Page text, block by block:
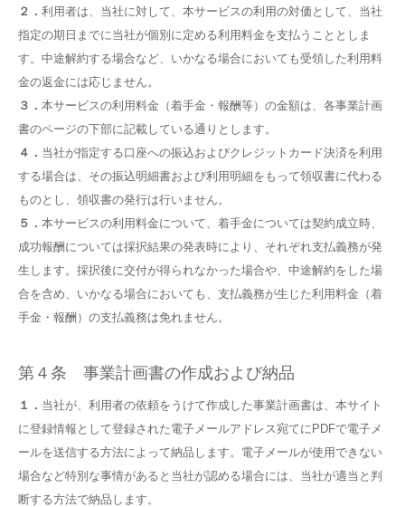
２． 利用者は、当社に対して、本サービスの利用の対価として、当社
指定の期日までに当社が個別に定める利用料金を支払うこととしま
す。中途解約する場合など、いかなる場合においても受領した利用料
金の返金には応じません。
３． 本サービスの利用料金（着手金・報酬等）の金額は、各事業計画
書のページの下部に記載している通りとします。
４． 当社が指定する口座への振込およびクレジットカード決済を利用
する場合は、その振込明細書および利用明細をもって領収書に代わる
ものとし、領収書の発行は行いません。
５． 本サービスの利用料金について、着手金については契約成立時、
成功報酬については採択結果の発表時により、それぞれ支払義務が発
生します。採択後に交付が得られなかった場合や、中途解約をした場
合を含め、いかなる場合においても、支払義務が生じた利用料金（着
手金・報酬）の支払義務は免れません。
第４条 事業計画書の作成および納品
１． 当社が、利用者の依頼をうけて作成した事業計画書は、本サイト
に登録情報として登録された電子メールアドレス宛てにPDFで電子メ
ールを送信する方法によって納品します。電子メールが使用できない
場合など特別な事情があると当社が認める場合には、当社が適当と判
断する方法で納品します。